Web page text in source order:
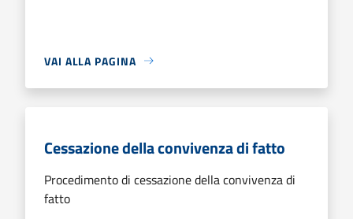
VAI ALLA PAGINA
Cessazione della convivenza di fatto
Procedimento di cessazione della convivenza di
fatto